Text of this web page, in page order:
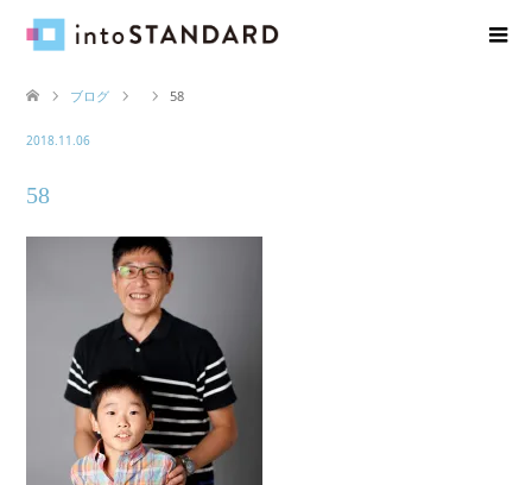
ブログ 58
2018.11.06
58